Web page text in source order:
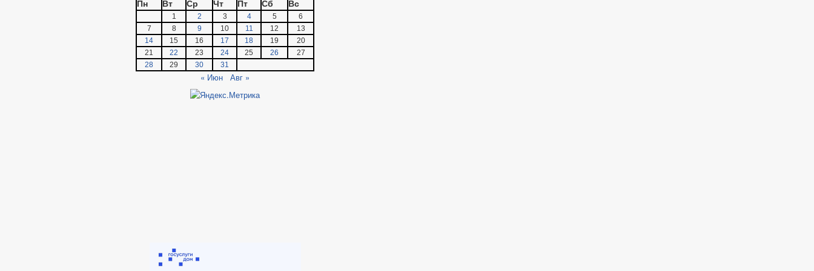
Пн Вт Ср Чт Пт Сб Вс
1 2 3 4 5
6
7
8 9 10 11 12
13
14
15 16 17 18 19
20
21
22 23 24 25 26
27
28
29 30 31
« Июн Авг »